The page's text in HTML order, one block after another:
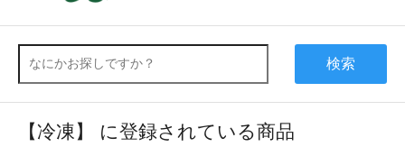
検索
【冷凍】 に登録されている商品